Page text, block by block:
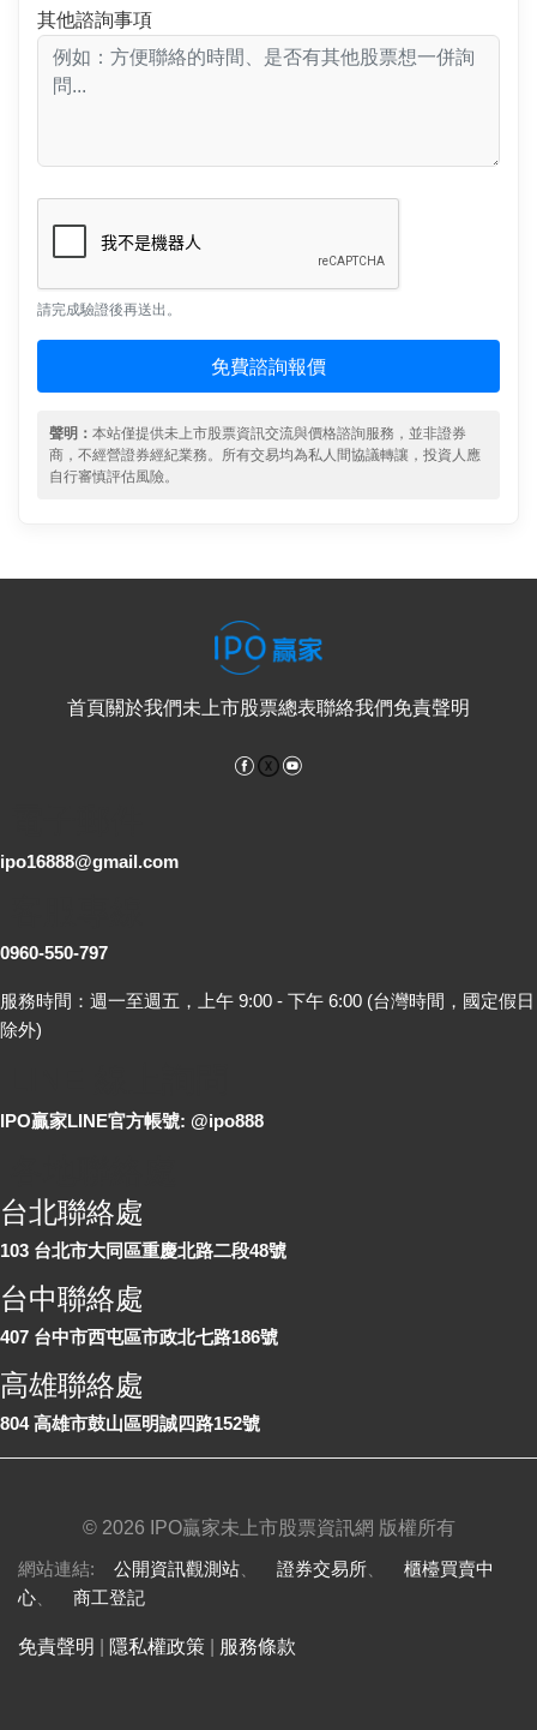
其他諮詢事項
請完成驗證後再送出。
免費諮詢報價
聲明： 本站僅提供未上市股票資訊交流與價格諮詢服務，並非證券
商，不經營證券經紀業務。所有交易均為私人間協議轉讓，投資人應
自行審慎評估風險。
首頁關於我們未上市股票總表聯絡我們免責聲明
Facebook
ipo16888@gmail.com
0960-550-797
服務時間：週一至週五，上午 9:00 - 下午 6:00 (台灣時間，國定假日
除外)
IPO贏家LINE官方帳號: @ipo888
台北聯絡處
103 台北市大同區重慶北路二段48號
台中聯絡處
407 台中市西屯區市政北七路186號
高雄聯絡處
804 高雄市鼓山區明誠四路152號
© 2026 IPO贏家未上市股票資訊網 版權所有
網站連結: 公開資訊觀測站 證券交易所
櫃檯買賣中
心
商工登記
免責聲明 隱私權政策 服務條款